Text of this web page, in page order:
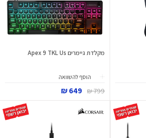
מקלדת גיימרים Apex 9 TKL Us
הוסף להשוואה
799 ₪
649 ₪